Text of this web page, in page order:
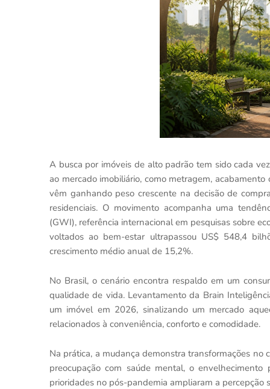
A busca por imóveis de alto padrão tem sido cada
ao mercado imobiliário, como metragem,
vêm ganhando peso crescente na decisão de
residenciais. O movimento acompanha uma
(GWI), referência internacional em pesquisas sobre
voltados ao bem-estar ultrapassou US$ 548,4
crescimento médio anual de 15,2%.
No Brasil, o cenário encontra respaldo em um
qualidade de vida. Levantamento da Brain
um imóvel em 2026, sinalizando um mercado
relacionados à conveniência, conforto e comodidade.
Na prática, a mudança demonstra transformações
preocupação com saúde mental, o
prioridades no pós-pandemia ampliaram a percepção